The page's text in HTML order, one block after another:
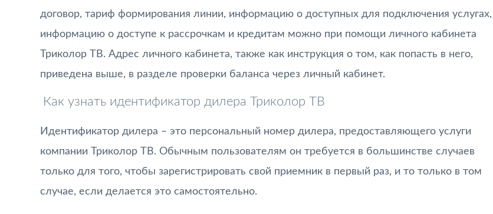
договор, тариф формирования линии, информацию о доступных для подключения услугах,
информацию о доступе к рассрочкам и кредитам можно при помощи личного кабинета
Триколор ТВ. Адрес личного кабинета, также как инструкция о том, как попасть в него,
приведена выше, в разделе проверки баланса через личный кабинет.
Как узнать идентификатор дилера Триколор ТВ
Идентификатор дилера – это персональный номер дилера, предоставляющего услуги
компании Триколор ТВ. Обычным пользователям он требуется в большинстве случаев
только для того, чтобы зарегистрировать свой приемник в первый раз, и то только в том
случае, если делается это самостоятельно.